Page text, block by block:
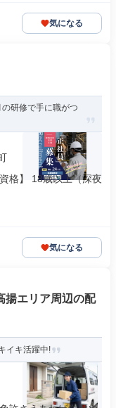
気になる
研修で手に職がつ
格】 18歳以上（深夜
気になる
エリア周辺の配
イキ活躍中!